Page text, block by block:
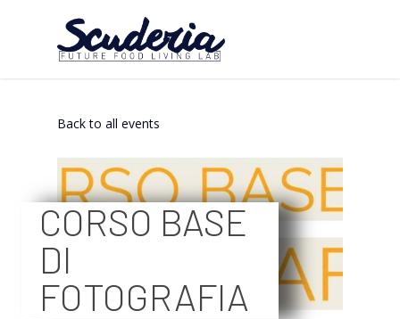
Back to all events
CORSO BASE
DI
FOTOGRAFIA